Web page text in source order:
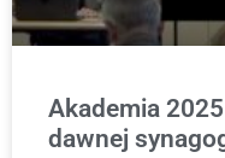
Akademia
dawnej